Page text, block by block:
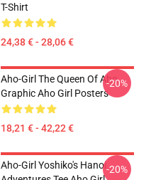
T-Shirt
24,38 € - 28,06 €
Aho-Girl The Queen Of Aho
Graphic Aho Girl Posters
18,21 € - 42,22 €
-20%
Aho-Girl Yoshiko's Hanoi-20%